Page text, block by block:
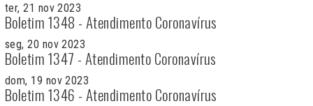
ter, 21 nov 2023
Boletim 1348 - Atendimento Coronavírus
seg, 20 nov 2023
Boletim 1347 - Atendimento Coronavírus
dom, 19 nov 2023
Boletim 1346 - Atendimento Coronavírus